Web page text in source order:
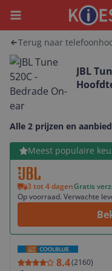
Menu
Terug naar
JBL
Alle 2 prijzen en
Meest populaire
3 tot 4 dagenGratis
Op voorraad. Verwachte
Bekijk product
8.4(2160)